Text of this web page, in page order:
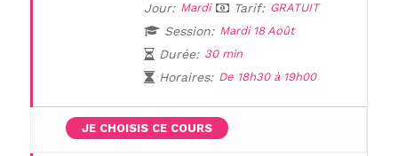
UNE QUESTION ?
Jour: Mardi Tarif: GRATUIT
Session: Mardi 18 Août
Durée: 30 min
Horaires: De 18h30 à 19h00
JE CHOISIS CE COURS